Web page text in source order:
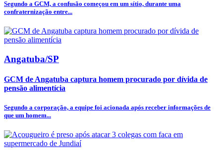
Segundo a GCM, a confusão começou em um sítio, durante uma
confraternização entre...
Angatuba/SP
GCM de Angatuba captura homem procurado por dívida de
pensão alimentícia
Segundo a corporação, a equipe foi acionada após receber informações de
que um homem...